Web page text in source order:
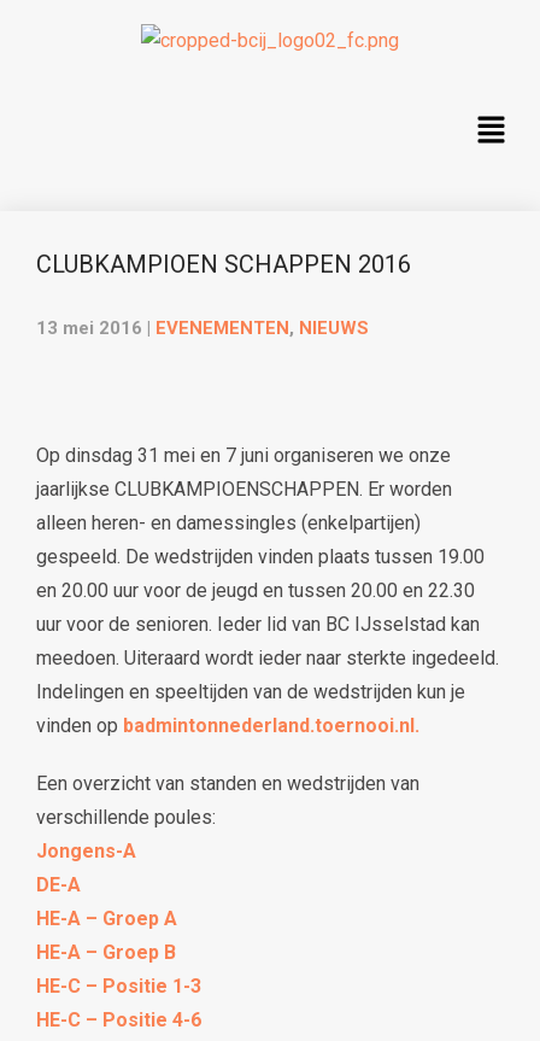
CLUBKAMPIOEN SCHAPPEN 2016
13 mei 2016 EVENEMENTEN , NIEUWS
Op dinsdag 31 mei en 7 juni organiseren we onze
jaarlijkse CLUBKAMPIOENSCHAPPEN. Er worden
alleen heren- en damessingles (enkelpartijen)
gespeeld. De wedstrijden vinden plaats tussen 19.00
en 20.00 uur voor de jeugd en tussen 20.00 en 22.30
uur voor de senioren. Ieder lid van BC IJsselstad kan
meedoen. Uiteraard wordt ieder naar sterkte ingedeeld.
Indelingen en speeltijden van de wedstrijden kun je
vinden op badmintonnederland.toernooi.nl.
Een overzicht van standen en wedstrijden van
verschillende poules:
Jongens-A
DE-A
HE-A – Groep A
HE-A – Groep B
HE-C – Positie 1-3
HE-C – Positie 4-6